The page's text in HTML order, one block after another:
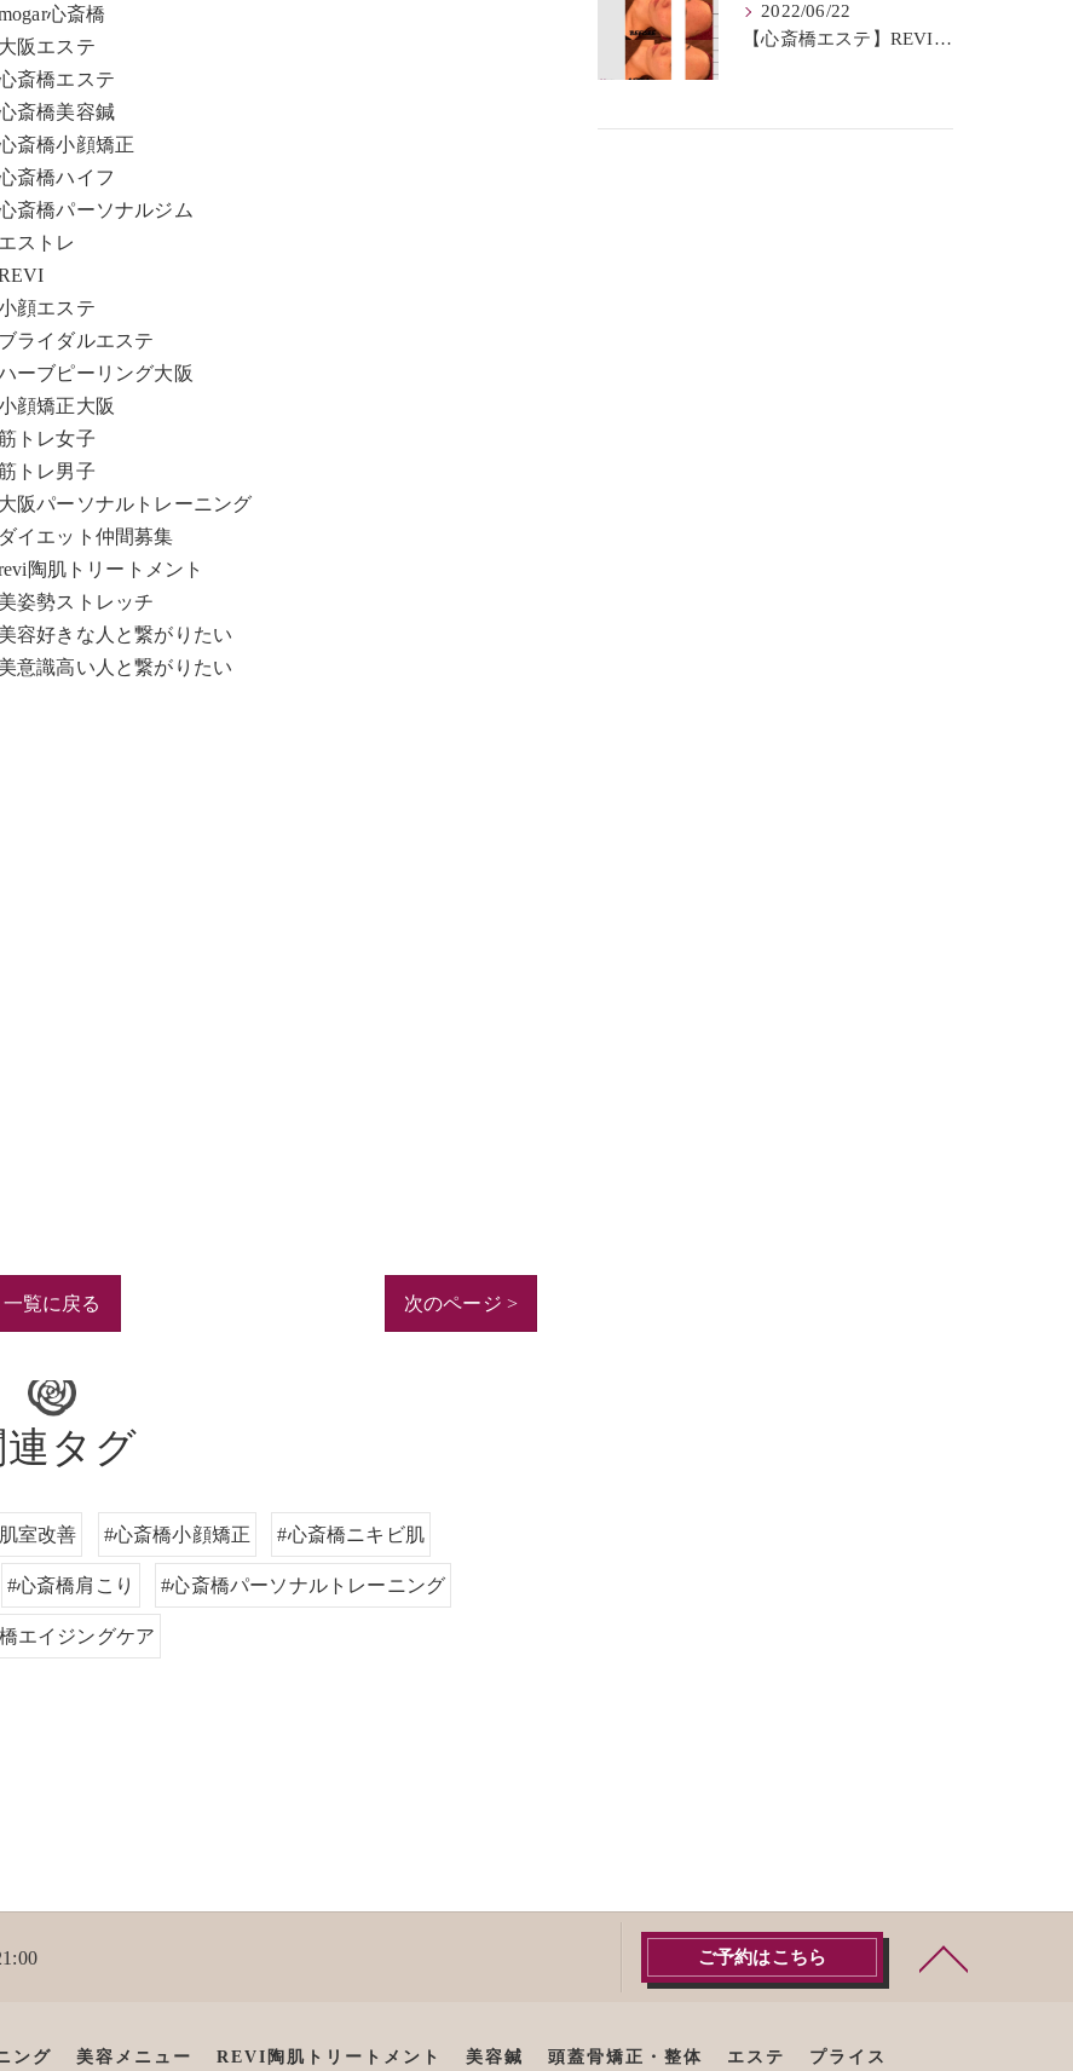
心斎橋
阪エステ
斎橋エステ
斎橋美容鍼
斎橋小顔矯正
斎橋ハイフ
斎橋パーソナルジム
ストレ
顔エステ
ライダルエステ
ーブピーリング大阪
顔矯正大阪
トレ女子
トレ男子
阪パーソナルトレーニング
イエット仲間募集
陶肌トリートメント
姿勢ストレッチ
容好きな人と繋がりたい
意識高い人と繋がりたい
一覧に戻る 次のページ >
連タグ
室改善 #心斎橋小顔矯正 #心斎橋ニキビ肌
#心斎橋肩こり #心斎橋パーソナルトレーニング
エイジングケア
2022/06/22
【心斎橋エステ】REVI＆水素BeforeAfter
ご予約はこちら
ング 美容メニュー REVI陶肌トリートメント 美容鍼 頭蓋骨矯正・整体 エステ プライス